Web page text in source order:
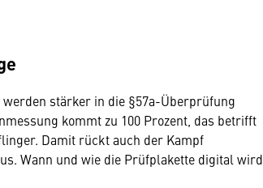
stärker in die §57a-Überprüfung
kommt zu 100 Prozent, das betrifft
Damit rückt auch der Kampf
Wann und wie die Prüfplakette digital wird,